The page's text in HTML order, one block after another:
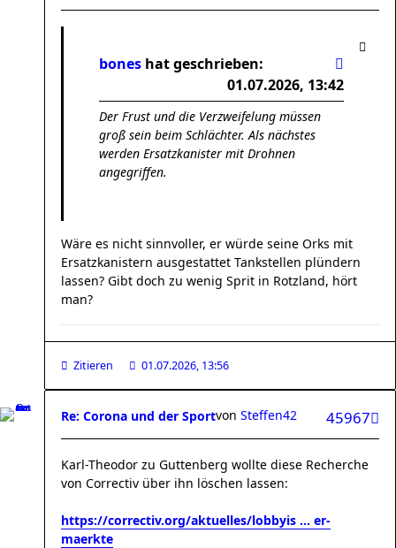
bones hat geschrieben:
01.07.2026, 13:42
Der Frust und die Verzweifelung müssen
groß sein beim Schlächter. Als nächstes
werden Ersatzkanister mit Drohnen
angegriffen.
Wäre es nicht sinnvoller, er würde seine Orks mit
Ersatzkanistern ausgestattet Tankstellen plündern
lassen? Gibt doch zu wenig Sprit in Rotzland, hört
man?
Zitieren 01.07.2026, 13:56
Re: Corona und der Sport 45967
von Steffen42
Karl-Theodor zu Guttenberg wollte diese Recherche
von Correctiv über ihn löschen lassen:
https://correctiv.org/aktuelles/lobbyis ... er-
maerkte